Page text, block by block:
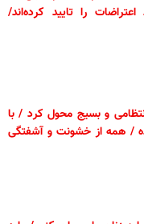
اغتشاش‌ها و ۵۵ درصد اعتراضات را تایید کرده‌اند/
و بسیج محول کرد / با
/ همه از خشونت و آشفتگی